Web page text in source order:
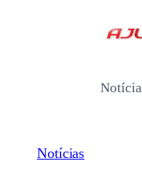
Notícias